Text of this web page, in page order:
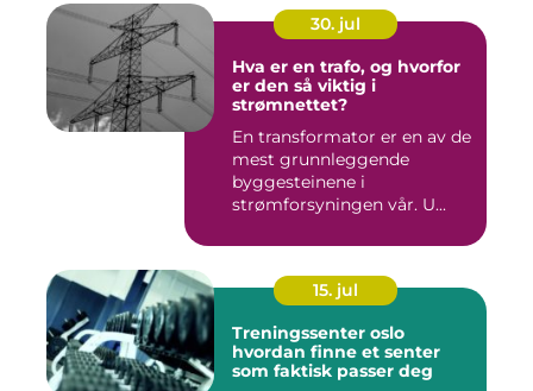
30. jul
Hva er en trafo, og hvorfor
er den så viktig i
strømnettet?
En transformator er en av de
mest grunnleggende
byggesteinene i
strømforsyningen vår. U...
15. jul
Treningssenter oslo
hvordan finne et senter
som faktisk passer deg